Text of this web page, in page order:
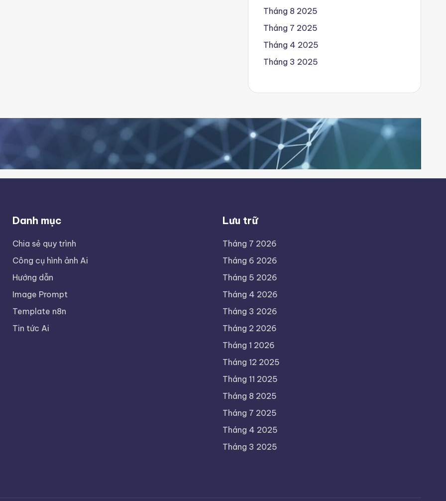
Tháng 8 2025
Tháng 7 2025
Tháng 4 2025
Tháng 3 2025
Danh mục
Chia sẻ quy trình
Công cụ hình ảnh Ai
Hướng dẫn
Image Prompt
Template n8n
Tin tức Ai
Lưu trữ
Tháng 7 2026
Tháng 6 2026
Tháng 5 2026
Tháng 4 2026
Tháng 3 2026
Tháng 2 2026
Tháng 1 2026
Tháng 12 2025
Tháng 11 2025
Tháng 8 2025
Tháng 7 2025
Tháng 4 2025
Tháng 3 2025